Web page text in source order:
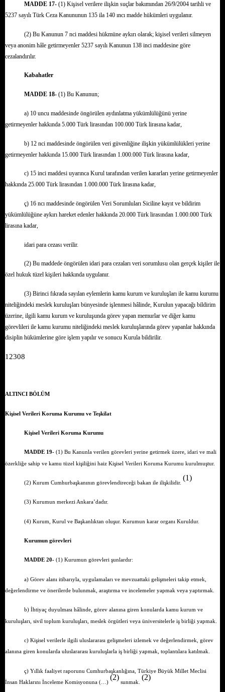
MADDE 17-(1) Kişisel verilere ilişkin suçlar bakımından 26/9/2004 tarihli ve
5237 sayılı Türk Ceza Kanununun 135 ila 140 ıncı madde hükümleri uygulanır.
(2) Bu Kanunun 7 nci maddesi hükmüne aykırı olarak; kişisel verileri silmeyen
veya anonim hâle getirmeyenler 5237 sayılı Kanunun 138 inci maddesine göre
cezalandırılır.
Kabahatler
MADDE 18-(1) Bu Kanunun;
a) 10 uncu maddesinde öngörülen aydınlatma yükümlülüğünü yerine
getirmeyenler hakkında 5.000 Türk lirasından 100.000 Türk lirasına kadar,
b) 12 nci maddesinde öngörülen veri güvenliğine ilişkin yükümlülükleri yerine
getirmeyenler hakkında 15.000 Türk lirasından 1.000.000 Türk lirasına kadar,
c) 15 inci maddesi uyarınca Kurul tarafından verilen kararları yerine getirmeyenler
hakkında 25.000 Türk lirasından 1.000.000 Türk lirasına kadar,
ç) 16 ncı maddesinde öngörülen Veri Sorumluları Siciline kayıt ve bildirim
yükümlülüğüne aykırı hareket edenler hakkında 20.000 Türk lirasından 1.000.000 Türk
lirasına kadar,
idari para cezası verilir.
(2) Bu maddede öngörülen idari para cezaları veri sorumlusu olan gerçek kişiler ile
özel hukuk tüzel kişileri hakkında uygulanır.
(3) Birinci fıkrada sayılan eylemlerin kamu kurum ve kuruluşları ile kamu kurumu
niteliğindeki meslek kuruluşları bünyesinde işlenmesi hâlinde, Kurulun yapacağı bildirim
üzerine, ilgili kamu kurum ve kuruluşunda görev yapan memurlar ve diğer kamu
görevlileri ile kamu kurumu niteliğindeki meslek kuruluşlarında görev yapanlar hakkında
disiplin hükümlerine göre işlem yapılır ve sonucu Kurula bildirilir.
12308
ALTINCI BÖLÜM
Kişisel Verileri Koruma Kurumu ve Teşkilat
Kişisel Verileri Koruma Kurumu
MADDE 19-(1) Bu Kanunla verilen görevleri yerine getirmek üzere, idari ve mali
özerkliğe sahip ve kamu tüzel kişiliğini haiz Kişisel Verileri Koruma Kurumu kurulmuştur.
(2) Kurum Cumhurbaşkanının görevlendireceği bakan ile ilişkilidir.
(1)
(3) Kurumun merkezi Ankara’dadır.
(4) Kurum, Kurul ve Başkanlıktan oluşur. Kurumun karar organı Kuruldur.
Kurumun görevleri
MADDE 20-(1) Kurumun görevleri şunlardır:
a) Görev alanı itibarıyla, uygulamaları ve mevzuattaki gelişmeleri takip etmek,
değerlendirme ve önerilerde bulunmak, araştırma ve incelemeler yapmak veya yaptırmak.
b) İhtiyaç duyulması hâlinde, görev alanına giren konularda kamu kurum ve
kuruluşları, sivil toplum kuruluşları, meslek örgütleri veya üniversitelerle iş birliği yapmak.
c) Kişisel verilerle ilgili uluslararası gelişmeleri izlemek ve değerlendirmek, görev
alanına giren konularda uluslararası kuruluşlarla iş birliği yapmak, toplantılara katılmak.
ç) Yıllık faaliyet raporunu Cumhurbaşkanlığına, Türkiye Büyük Millet Meclisi
İnsan Haklarını İnceleme Komisyonuna (…)
(2)
sunmak.
(2)